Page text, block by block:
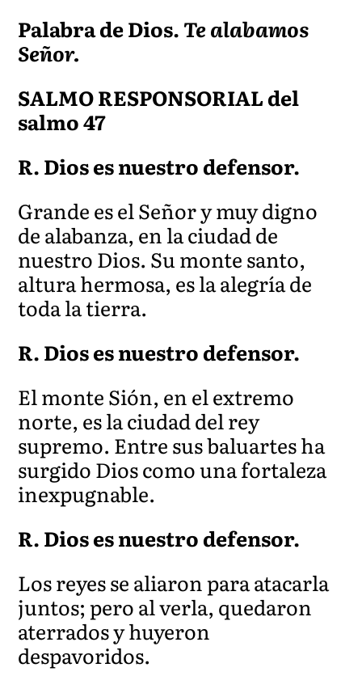
Palabra de Dios.Te alabamos
Señor.
SALMO RESPONSORIAL del
salmo 47
R. Dios es nuestro defensor.
Grande es el Señor y muy digno
de alabanza, en la ciudad de
nuestro Dios. Su monte santo,
altura hermosa, es la alegría de
toda la tierra.
R. Dios es nuestro defensor.
El monte Sión, en el extremo
norte, es la ciudad del rey
supremo. Entre sus baluartes ha
surgido Dios como una fortaleza
inexpugnable.
R. Dios es nuestro defensor.
Los reyes se aliaron para atacarla
juntos; pero al verla, quedaron
aterrados y huyeron
despavoridos.